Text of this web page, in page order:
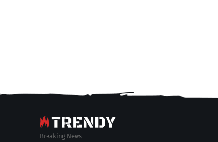
Breaking News